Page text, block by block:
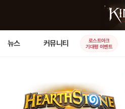
뉴스 커뮤니티
로스트아크
기대평 이벤트